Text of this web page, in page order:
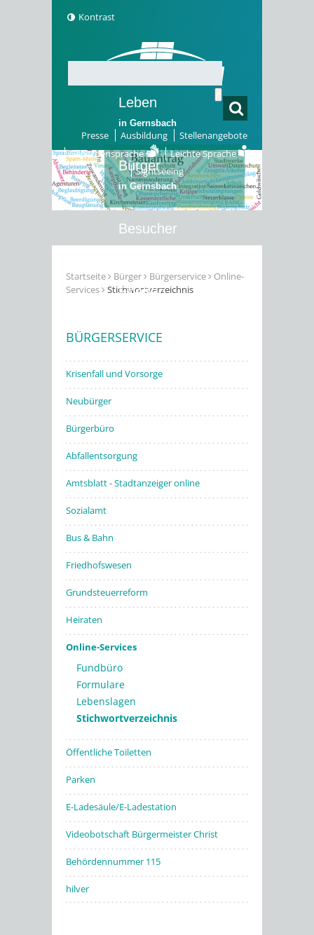
Kontrast
Presse Ausbildung
Stellenangebote
Gebärdensprache
Leichte Sprache
Sightseeing
Leben
in Gernsbach
Bürger
in Gernsbach
Besucher
Erleben
Startseite Bürger Bürgerservice
Online-
Services
Stichwortverzeichnis
BÜRGERSERVICE
Krisenfall und Vorsorge
Neubürger
Bürgerbüro
Abfallentsorgung
Amtsblatt - Stadtanzeiger online
Sozialamt
Bus & Bahn
Friedhofswesen
Grundsteuerreform
Heiraten
Online-Services
Fundbüro
Formulare
Lebenslagen
Stichwortverzeichnis
Öffentliche Toiletten
Parken
E-Ladesäule/E-Ladestation
Videobotschaft Bürgermeister Christ
Behördennummer 115
hilver